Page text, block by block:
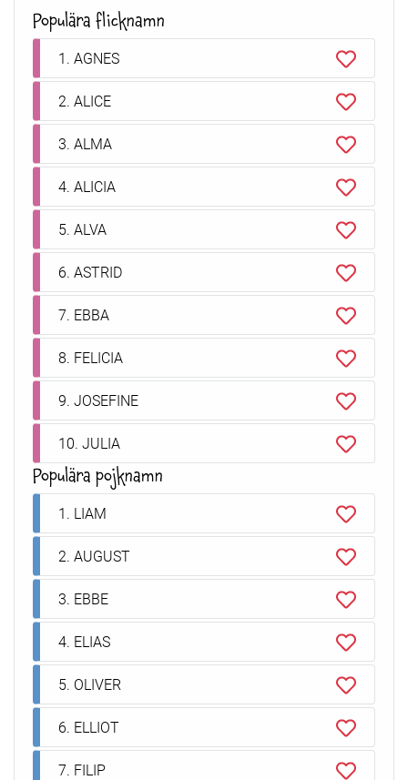
Populära flicknamn
1. AGNES
2. ALICE
3. ALMA
4. ALICIA
5. ALVA
6. ASTRID
7. EBBA
8. FELICIA
9. JOSEFINE
10. JULIA
Populära pojknamn
1. LIAM
2. AUGUST
3. EBBE
4. ELIAS
5. OLIVER
6. ELLIOT
7. FILIP